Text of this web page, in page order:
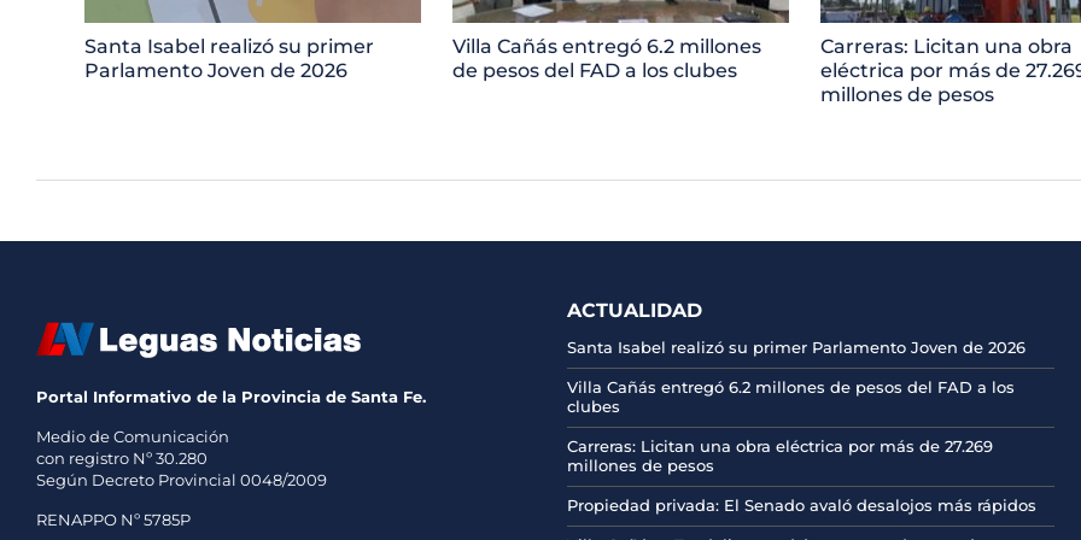
Santa Isabel realizó su primer
Parlamento Joven de 2026
Villa Cañás entregó 6.2 millones
de pesos del FAD a los clubes
Carreras: Licitan una obra
eléctrica por más de
millones de pesos
Portal Informativo de la Provincia de Santa Fe.
Medio de Comunicación
con registro Nº 30.280
Según Decreto Provincial 0048/2009
RENAPPO Nº 5785P
ACTUALIDAD
Santa Isabel realizó su primer Parlamento Joven de 2026
Villa Cañás entregó 6.2 millones de pesos del FAD a los
clubes
Carreras: Licitan una obra eléctrica por más de 27.269
millones de pesos
Propiedad privada: El Senado avaló desalojos más rápidos